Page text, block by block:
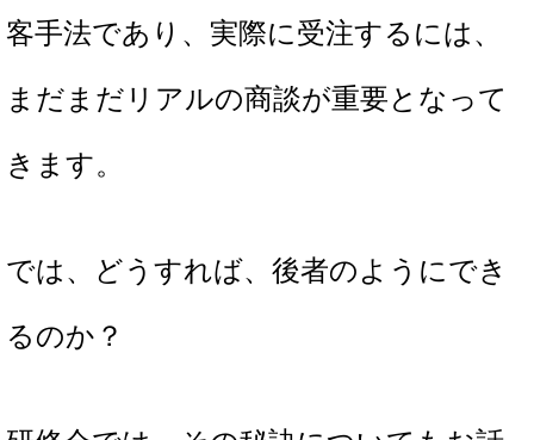
客手法であり、実際に受注するには、
まだまだリアルの商談が重要となって
きます。
では、どうすれば、後者のようにでき
るのか？